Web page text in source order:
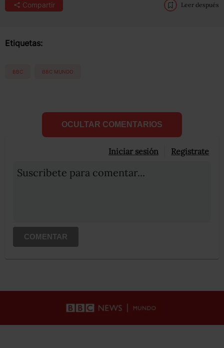
Compartir Leer después
Etiquetas:
BBC BBC MUNDO
OCULTAR COMENTARIOS
Iniciar sesión Registrate
Suscribete para comentar...
COMENTAR